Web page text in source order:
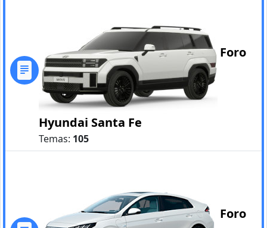
Foro
Hyundai Santa Fe
Temas: 105
Foro